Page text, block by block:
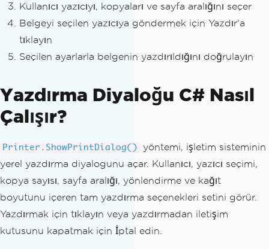
Kullanıcı yazıcıyı, kopyaları ve sayfa aralığını seçer
Belgeyi seçilen yazıcıya göndermek için Yazdır'a
tıklayın
Seçilen ayarlarla belgenin yazdırıldığını doğrulayın
Yazdırma Diyaloğu C# Nasıl
Çalışır?
Printer.ShowPrintDialog()
yöntemi, işletim sisteminin
yerel yazdırma diyalogunu açar. Kullanıcı, yazıcı seçimi,
kopya sayısı, sayfa aralığı, yönlendirme ve kağıt
boyutunu içeren tam yazdırma seçenekleri setini görür.
Yazdırmak için tıklayın veya yazdırmadan iletişim
kutusunu kapatmak için İptal edin.